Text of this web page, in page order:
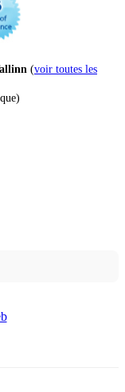
(voir toutes les